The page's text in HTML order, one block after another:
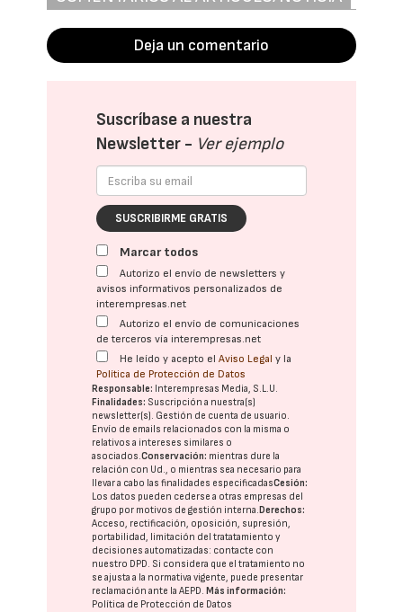
Deja un comentario
Suscríbase a nuestra
Newsletter - Ver ejemplo
SUSCRIBIRME GRATIS
Marcar todos
Autorizo el envío de newsletters y
avisos informativos personalizados de
interempresas.net
Autorizo el envío de comunicaciones
de terceros vía interempresas.net
He leído y acepto elAviso Legal y la
Política de Protección de Datos
Responsable: Interempresas Media, S.L.U.
Finalidades: Suscripción a nuestra(s)
newsletter(s). Gestión de cuenta de usuario.
Envío de emails relacionados con la misma o
relativos a intereses similares o
asociados.Conservación: mientras dure la
relación con Ud., o mientras sea necesario para
llevar a cabo las finalidades especificadasCesión:
Los datos pueden cederse a otras empresas del
grupo por motivos de gestión interna. Derechos:
Acceso, rectificación, oposición, supresión,
portabilidad, limitación del tratatamiento y
decisiones automatizadas: contacte con
nuestro DPD. Si considera que el tratamiento no
se ajusta a la normativa vigente, puede presentar
reclamación ante laAEPD. Más información:
Política de Protección de Datos